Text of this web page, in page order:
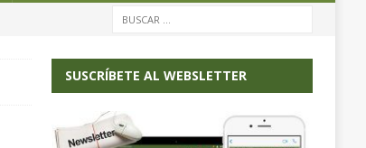
SUSCRÍBETE AL WEBSLETTER